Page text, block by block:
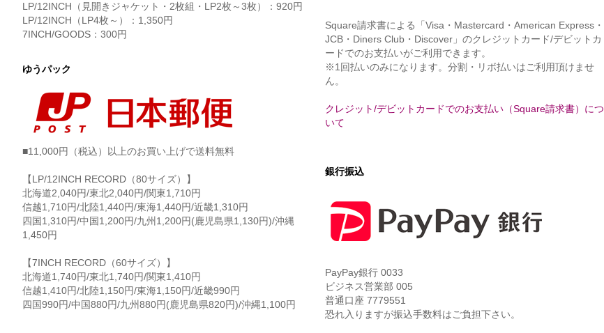
LP/12INCH（見開きジャケット・2枚組・LP2枚～3枚）：920円
LP/12INCH（LP4枚～）：1,350円
7INCH/GOODS：300円
ゆうパック
■11,000円（税込）以上のお買い上げで送料無料
【LP/12INCH RECORD（80サイズ）】
北海道2,040円/東北2,040円/関東1,710円
信越1,710円/北陸1,440円/東海1,440円/近畿1,310円
四国1,310円/中国1,200円/九州1,200円(鹿児島県1,130円)/沖縄
1,450円
【7INCH RECORD（60サイズ）】
北海道1,740円/東北1,740円/関東1,410円
信越1,410円/北陸1,150円/東海1,150円/近畿990円
四国990円/中国880円/九州880円(鹿児島県820円)/沖縄1,100円
Square請求書による「Visa・Mastercard・American Express・
JCB・Diners Club・Discover」のクレジットカード/デビットカ
ードでのお支払いがご利用できます。
※1回払いのみになります。分割・リボ払いはご利用頂けませ
ん。
クレジット/デビットカードでのお支払い（Square請求書）につ
いて
銀行振込
PayPay銀行 0033
ビジネス営業部 005
普通口座 7779551
恐れ入りますが振込手数料はご負担下さい。